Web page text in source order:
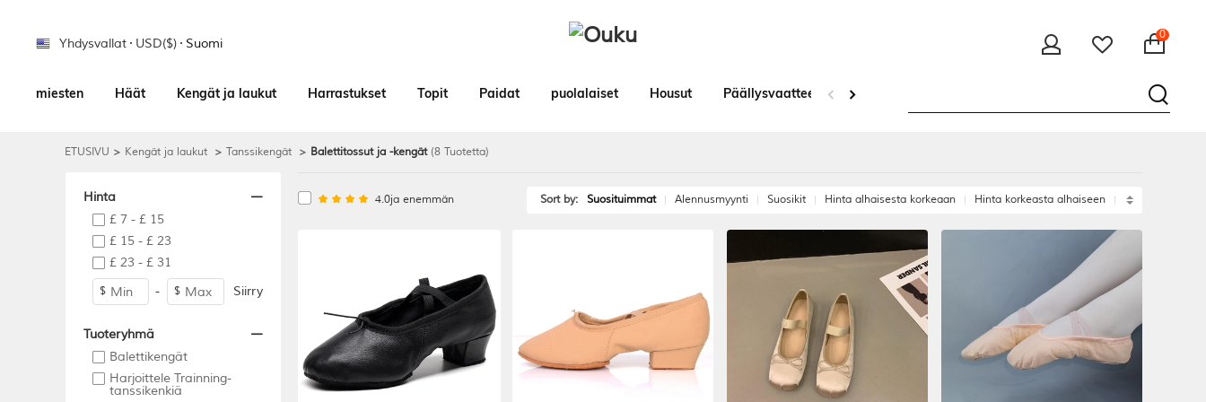
Yhdysvallat USD($) Suomi
0
miesten Häät Kengät ja laukut Harrastukset Topit Paidat puolalaiset Housut Päällysvaatteet
ETUSIVU > Kengät ja laukut > Tanssikengät > Balettitossut ja -kengät (8 Tuotetta)
Hinta
£ 7 - £ 15
£ 15 - £ 23
£ 23 - £ 31
$ - $ Siirry
Tuoteryhmä
Balettikengät
Harjoittele Trainning-
tanssikenkiä
4.0ja enemmän Sort by: Suosituimmat Alennusmyynti Suosikit Hinta alhaisesta korkeaan Hinta korkeasta alhaiseen